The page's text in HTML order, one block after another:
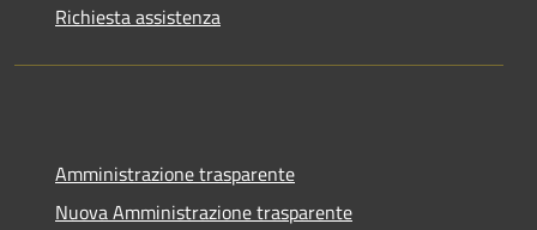
Richiesta assistenza
Amministrazione trasparente
Nuova Amministrazione trasparente